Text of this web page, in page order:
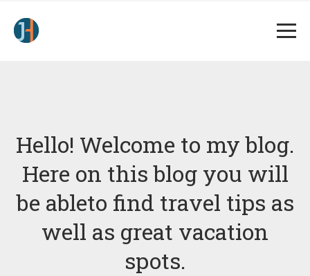
Hello! Welcome to my blog.
Here on this blog you will
be ableto find travel tips as
well as great vacation
spots.